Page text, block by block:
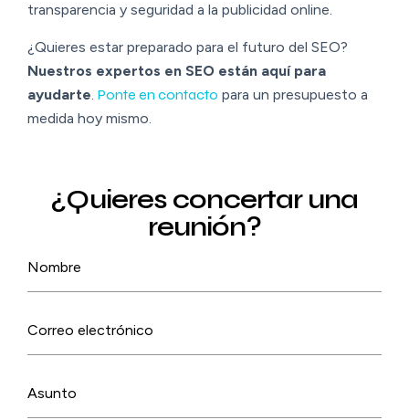
transparencia y seguridad a la publicidad online.
¿Quieres estar preparado para el futuro del SEO?
Nuestros expertos en SEO están aquí para
ayudarte. Ponte en contacto para un presupuesto a
medida hoy mismo.
¿Quieres concertar una
reunión?